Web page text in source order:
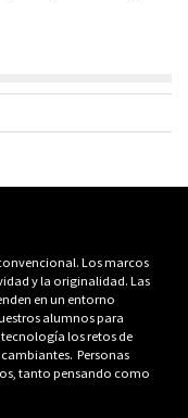
Los marcos
y la originalidad. Las
en un entorno
alumnos para
los retos de
Personas
tanto pensando como